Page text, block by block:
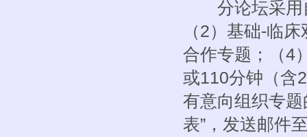
分论坛采用
（2）基础-临
合作专题；（4
或110分钟（含
有意向组织专
表”，发送邮件